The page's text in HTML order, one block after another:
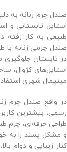
صندل چرم زنانه به
استایل تابستانی و
طبیعی به ‌کار رفته
صندل چرمی زنانه با
در تابستان جلوگیری
استایل‌های کژوال،
مینیمال شهری
در واقع صندل چرم
‌رسمی، بیشترین
طراحی حرفه‌ای، چرم
و مشکل‌ پسند را به‌
کنار زیبایی و دوام